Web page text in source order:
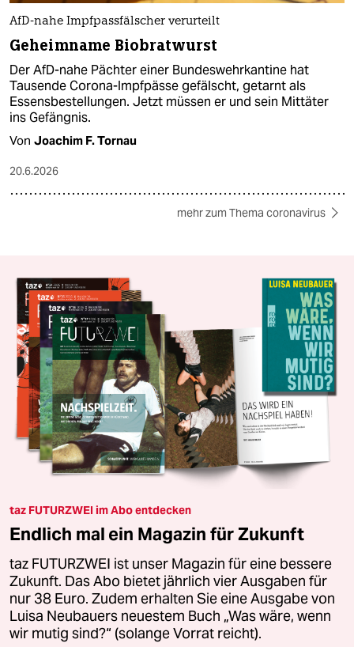
AfD-nahe Impfpassfälscher verurteilt
Geheimname Biobratwurst
Der AfD-nahe Pächter einer Bundeswehrkantine hat
Tausende Corona-Impfpässe gefälscht, getarnt als
Essensbestellungen. Jetzt müssen er und sein Mittäter
ins Gefängnis.
Von Joachim F. Tornau
20.6.2026
mehr zum Thema coronavirus
taz FUTURZWEI im Abo entdecken
Endlich mal ein Magazin für Zukunft
taz FUTURZWEI ist unser Magazin für eine bessere
Zukunft. Das Abo bietet jährlich vier Ausgaben für
nur 38 Euro. Zudem erhalten Sie eine Ausgabe von
Luisa Neubauers neuestem Buch „Was wäre, wenn
wir mutig sind?“ (solange Vorrat reicht).